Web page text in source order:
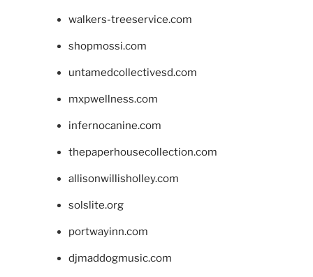
walkers-treeservice.com
shopmossi.com
untamedcollectivesd.com
mxpwellness.com
infernocanine.com
thepaperhousecollection.com
allisonwillisholley.com
solslite.org
portwayinn.com
djmaddogmusic.com